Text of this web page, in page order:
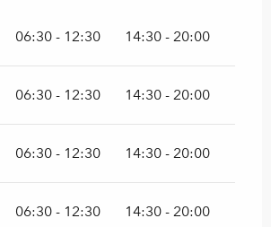
06:30 - 12:30 14:30 - 20:00
06:30 - 12:30 14:30 - 20:00
06:30 - 12:30 14:30 - 20:00
06:30 - 12:30 14:30 - 20:00